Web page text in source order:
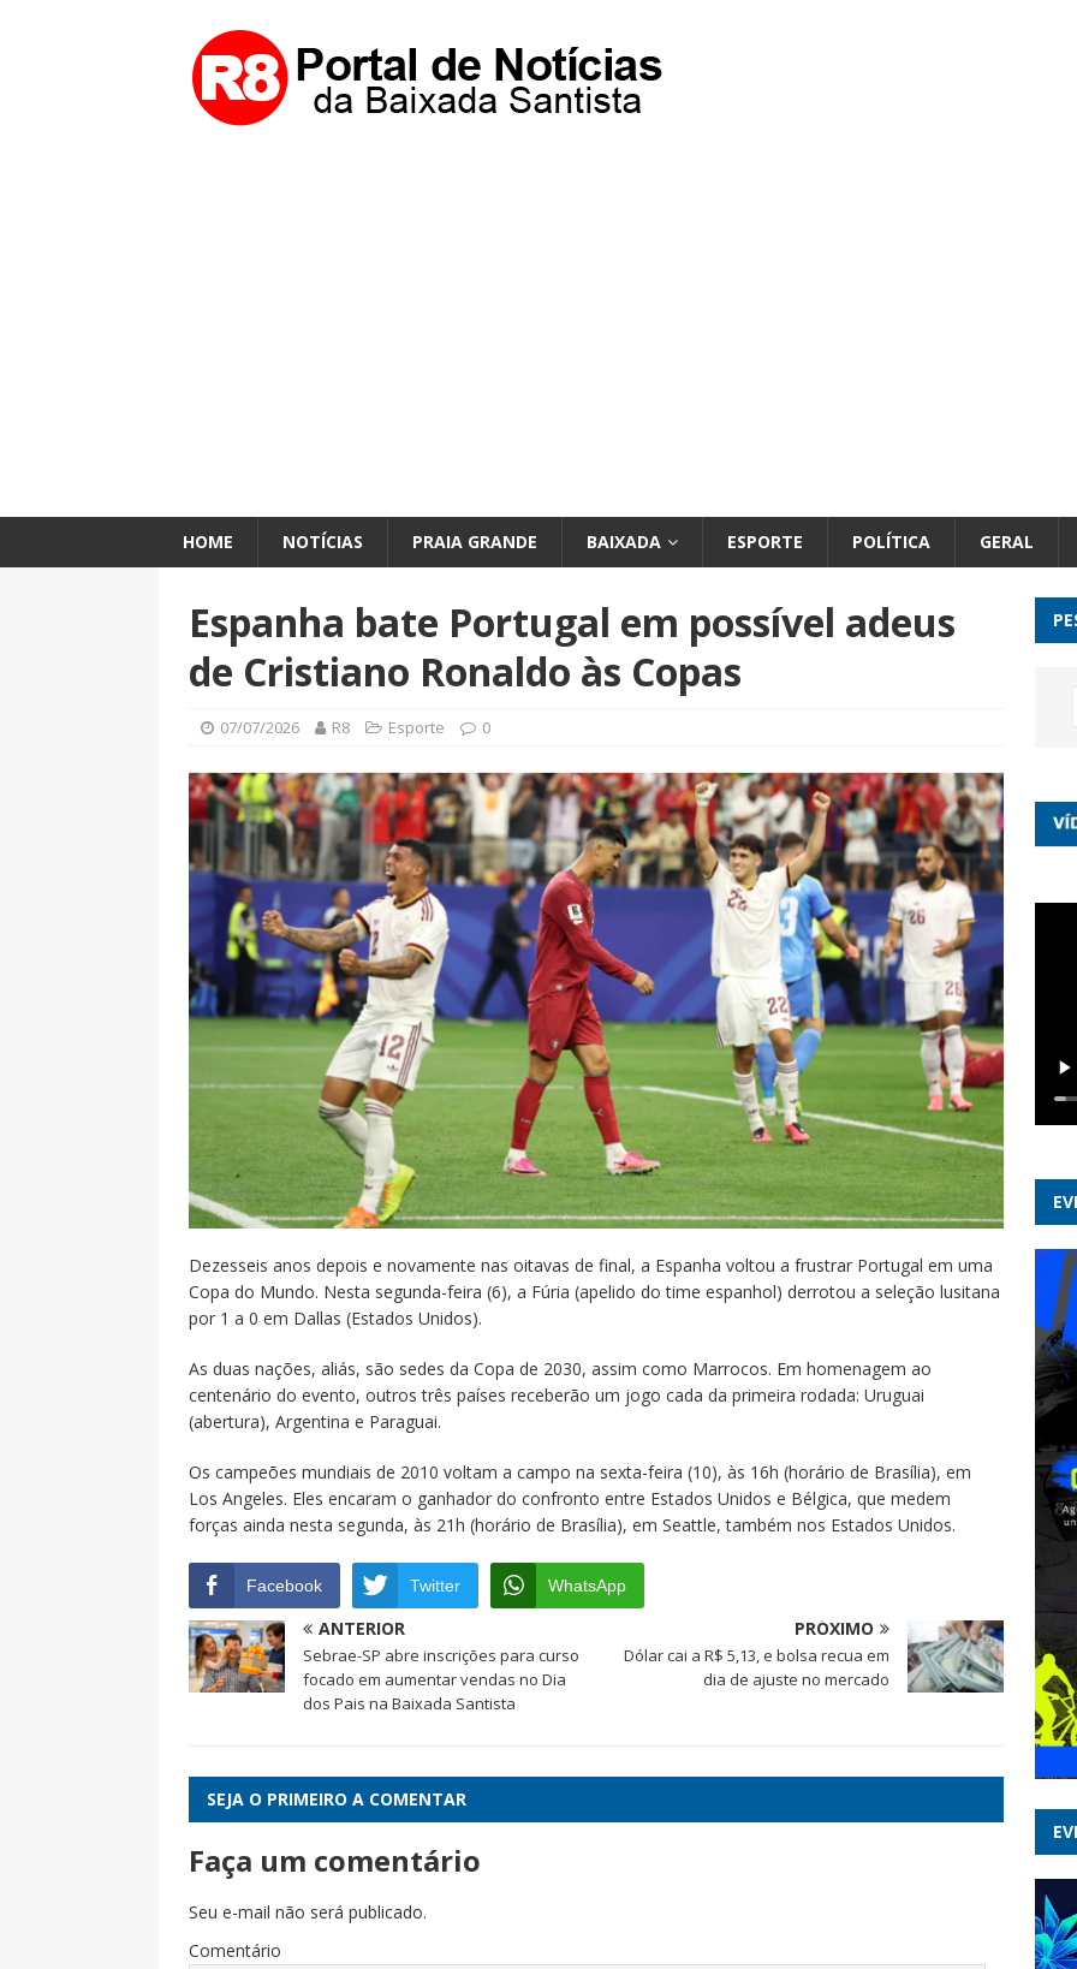
HOME NOTÍCIAS PRAIA GRANDE BAIXADA ESPORTE POLÍTICA GERAL
Espanha bate Portugal em possível adeus
de Cristiano Ronaldo às Copas
07/07/2026 R8 Esporte 0
Dezesseis anos depois e novamente nas oitavas de final, a Espanha voltou a frustrar Portugal em uma
Copa do Mundo. Nesta segunda-feira (6), a Fúria (apelido do time espanhol) derrotou a seleção lusitana
por 1 a 0 em Dallas (Estados Unidos).
As duas nações, aliás, são sedes da Copa de 2030, assim como Marrocos. Em homenagem ao
centenário do evento, outros três países receberão um jogo cada da primeira rodada: Uruguai
(abertura), Argentina e Paraguai.
Os campeões mundiais de 2010 voltam a campo na sexta-feira (10), às 16h (horário de Brasília), em
Los Angeles. Eles encaram o ganhador do confronto entre Estados Unidos e Bélgica, que medem
forças ainda nesta segunda, às 21h (horário de Brasília), em Seattle, também nos Estados Unidos.
Facebook Twitter WhatsApp
ANTERIOR
Sebrae-SP abre inscrições para curso
focado em aumentar vendas no Dia
dos Pais na Baixada Santista
PRÓXIMO
Dólar cai a R$ 5,13, e bolsa recua em
dia de ajuste no mercado
SEJA O PRIMEIRO A COMENTAR
Faça um comentário
Seu e-mail não será publicado.
Comentário